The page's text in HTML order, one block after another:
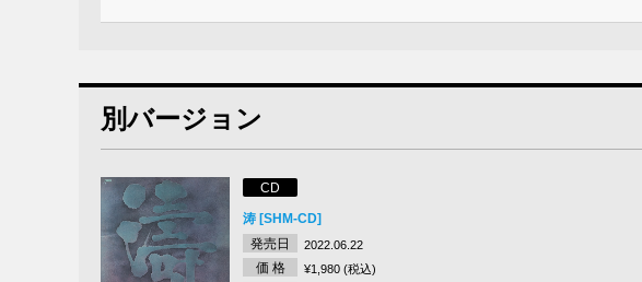
別バージョン
CD
涛 [SHM-CD]
発売日
2022.06.22
価 格 ¥1,980 (税込)